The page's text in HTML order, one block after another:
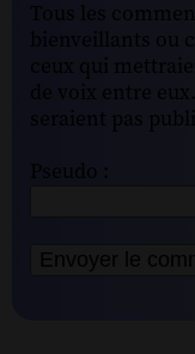
Tous les
bienveillants ou
ceux qui
de voix entre
seraient pas
Pseudo :